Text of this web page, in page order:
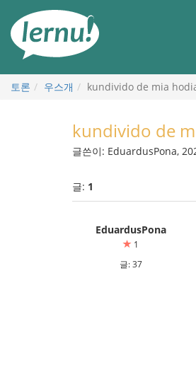
토론 우스개 kundivido de mia
kundivido de
글쓴이: EduardusPona,
글: 1
EduardusPona
1
글: 37